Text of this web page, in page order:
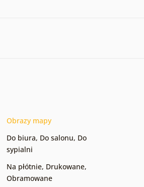
Obrazy mapy
Do biura, Do salonu, Do
sypialni
Na płótnie, Drukowane,
Obramowane